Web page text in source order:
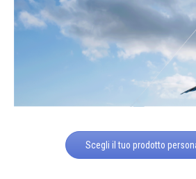
Scegli il tuo prodotto